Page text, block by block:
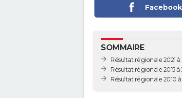
Facebook
SOMMAIRE
Résultat régionale 2021 à
Résultat régionale 2015 à
Résultat régionale 2010 à